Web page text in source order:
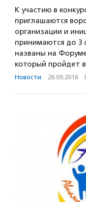
К участию в
приглашаются
организации и
принимаются до 3
названы на
который пройдет
Новости · 26.09.2016 ·